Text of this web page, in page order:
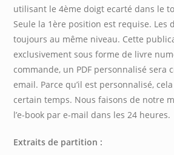
utilisant le 4ème doigt ecarté dans le
Seule la 1ère position est requise. Les
toujours au même niveau. Cette
exclusivement sous forme de livre
commande, un PDF personnalisé sera
email. Parce qu’il est personnalisé,
certain temps. Nous faisons de notre
l’e-book par e-mail dans les 24 heures.
Extraits de partition :